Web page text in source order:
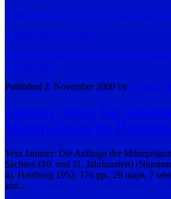
Read More Hatz, Gert: Die Anfänge des
Numismatische Studien
Gert Hatz Hamburger Schule der
Schauenburg
Published 2. November 2009 by Hendrik
Jammer, Vera: Die
Münzprägung im
Vera Jammer: Die Anfänge der
Sachsen (10. und 11. Jahrhundert)
4), Hamburg 1952. 176 pp., 28 maps, 7
and…